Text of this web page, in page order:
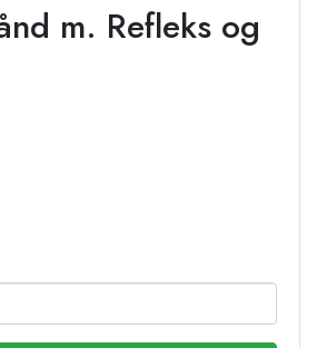
m. Refleks og